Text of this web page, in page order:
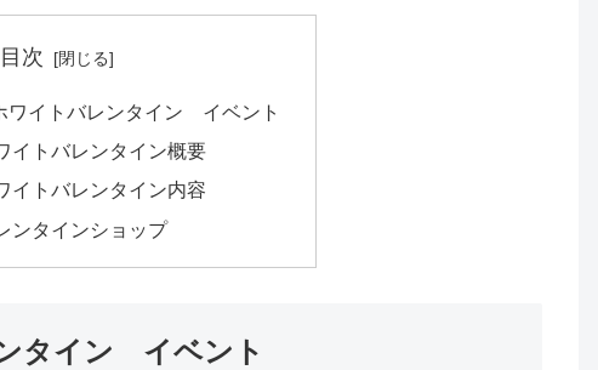
目次
イトバレンタイン イベント
トバレンタイン概要
トバレンタイン内容
タインショップ
タイン イベント